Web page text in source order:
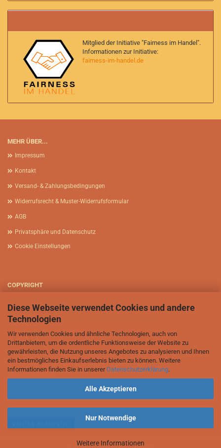
Diese Webseite verwendet Cookies und andere
Technologien
Wir verwenden Cookies und ähnliche Technologien, auch von
Drittanbietern, um die ordentliche Funktionsweise der Website zu
gewährleisten, die Nutzung unseres Angebotes zu analysieren und Ihnen
ein bestmögliches Einkaufserlebnis bieten zu können. Weitere
Informationen finden Sie in unserer Datenschutzerklärung.
Alle Akzeptieren
Nur Notwendige
Weitere Informationen
Mitglied der Initiative "Fairness im Handel".
Informationen zur Initiative:
fairness-im-handel.de
MEHR ÜBER...
Impressum
Kontakt
Versand- & Zahlungsbedingungen
Widerrufsrecht & Muster-Widerrufsformular
AGB
Privatsphäre und Datenschutz
Cookie Einstellungen
COPYRIGHT
AFRIKASIA.DE - CHRISTINE ZIMMERMANN
ALLE RECHTE VORBEHALTEN
BILDRECHTE EXKLUSIV BEI CHRISTINE ZIMMERMANN
Afrikasia.de - Christine Zimmermann
Kalkofenstraße 15